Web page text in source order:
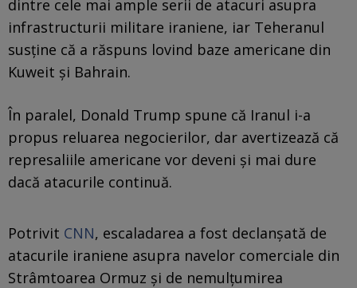
dintre cele mai ample serii de atacuri asupra
infrastructurii militare iraniene, iar Teheranul
susține că a răspuns lovind baze americane din
Kuweit și Bahrain.
În paralel, Donald Trump spune că Iranul i-a
propus reluarea negocierilor, dar avertizează că
represaliile americane vor deveni și mai dure
dacă atacurile continuă.
Potrivit CNN, escaladarea a fost declanșată de
atacurile iraniene asupra navelor comerciale din
Strâmtoarea Ormuz și de nemulțumirea